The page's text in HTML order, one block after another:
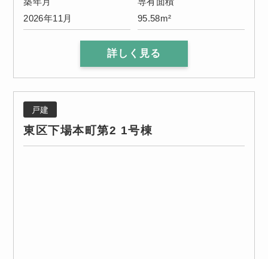
2026年11月
95.58m²
詳しく見る
戸建
東区下場本町第2 1号棟